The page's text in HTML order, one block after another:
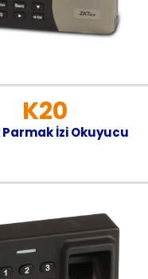
K20
İzi Okuyucu